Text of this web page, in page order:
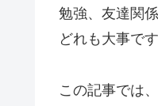
勉強、友達関
どれも大事で
この記事では、